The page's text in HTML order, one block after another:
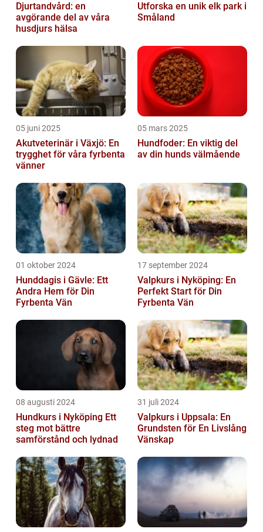
Djurtandvård: en
avgörande del av våra
husdjurs hälsa
Utforska en unik elk park i
Småland
05 juni 2025
Akutveterinär i Växjö: En
trygghet för våra fyrbenta
vänner
05 mars 2025
Hundfoder: En viktig del
av din hunds välmående
01 oktober 2024
Hunddagis i Gävle: Ett
Andra Hem för Din
Fyrbenta Vän
17 september 2024
Valpkurs i Nyköping: En
Perfekt Start för Din
Fyrbenta Vän
08 augusti 2024
Hundkurs i Nyköping Ett
steg mot bättre
samförstånd och lydnad
31 juli 2024
Valpkurs i Uppsala: En
Grundsten för En Livslång
Vänskap